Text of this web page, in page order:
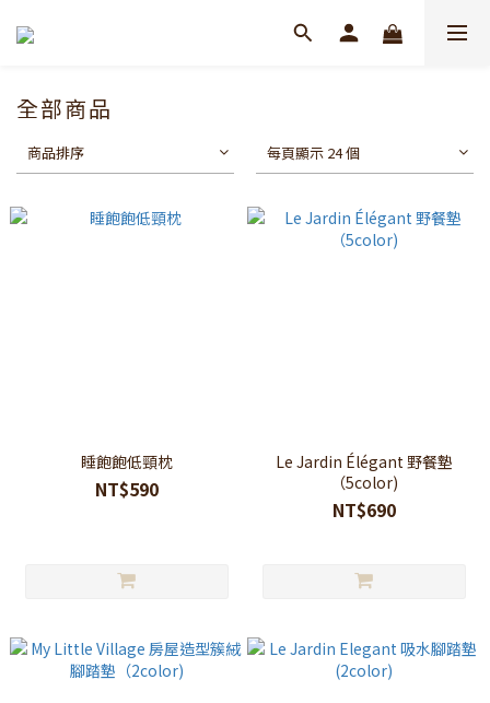
全部商品
商品排序 每頁顯示 24 個
睡飽飽低頸枕
NT$590
Le Jardin Élégant 野餐墊
（5color)
NT$690